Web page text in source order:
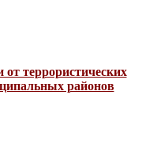
террористических
районов